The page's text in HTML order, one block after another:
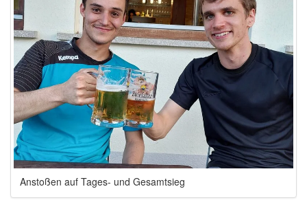
Anstoßen auf Tages- und Gesamtsieg